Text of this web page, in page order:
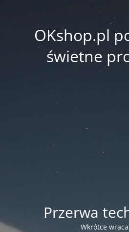
OKshop.pl
świetne
Przerwa
Wkrótce